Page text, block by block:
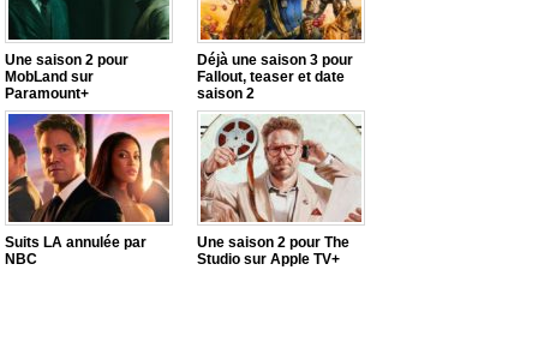
Une saison 2 pour
MobLand sur
Paramount+
Déjà une saison 3 pour
Fallout, teaser et date
saison 2
Suits LA annulée par
NBC
Une saison 2 pour The
Studio sur Apple TV+